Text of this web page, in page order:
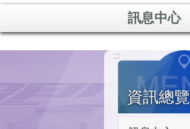
訊息中心
:::
資訊總覽